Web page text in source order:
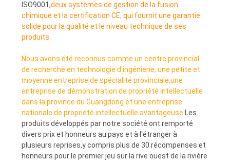
ISO9001,deux systèmes de gestion de la fusion
chimique et la certification CE, qui fournit une garantie
solide pour la qualité et le niveau technique de ses
produits.
Nous avons été reconnus comme un centre provincial
de recherche en technologie d'ingénierie, une petite et
moyenne entreprise de spécialité provinciale,une
entreprise de démonstration de propriété intellectuelle
dans la province du Guangdong et une entreprise
nationale de propriété intellectuelle avantageuse.Les
produits développés par notre société ont remporté
divers prix et honneurs au pays et à l'étranger à
plusieurs reprises,y compris plus de 30 récompenses et
honneurs pour le premier jeu sur la rive ouest de la rivière